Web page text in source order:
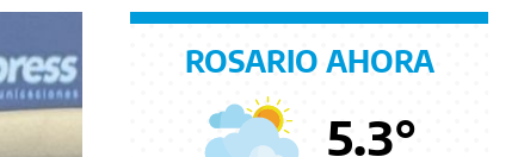
ROSARIO AHORA
5.3°